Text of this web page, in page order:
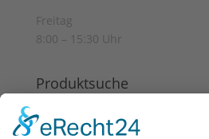
Freitag
8:00 – 15:30 Uhr
Produktsuche
nach: